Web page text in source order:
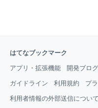
はてなブックマーク
アプリ・拡張機能 開発ブログ
ガイドライン 利用規約 プ
利用者情報の外部送信について